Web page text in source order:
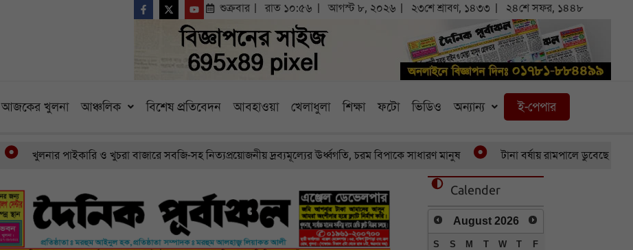
শুক্রবার রাত ১০:৫৬ আগস্ট ৮, ২০২৬ ২৩শে শ্রাবণ, ১৪৩৩ ২৪শে সফর, ১৪৪৮
আজকের খুলনা আঞ্চলিক বিশেষ প্রতিবেদন আবহাওয়া খেলাধুলা শিক্ষা ফটো ভিডিও অন্যান্য ই-পেপার
খুলনার পাইকারি ও খুচরা বাজারে সবজি-সহ নিত্যপ্রয়োজনীয় দ্রব্যমূল্যের ঊর্ধ্বগতি, চরম বিপাকে সাধারণ মানুষ টানা বর্ষায় রামপালে ডুবেছে আড়াইশ
Calender
August 2026
S S M T W T F